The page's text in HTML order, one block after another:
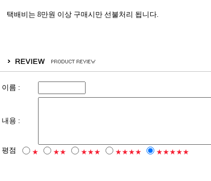
택배비는 8만원 이상 구매시만 선불처리 됩니다.
이름 :
내용 :
평점 ★ ★★ ★★★ ★★★★ ★★★★★